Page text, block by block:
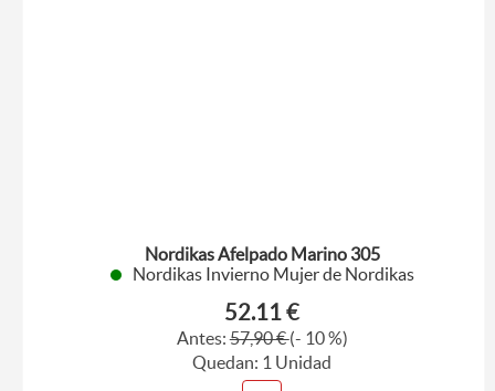
Nordikas Afelpado Marino 305
Nordikas Invierno Mujer de Nordikas
52.11 €
Antes:57,90 €(- 10 %)
Quedan: 1 Unidad